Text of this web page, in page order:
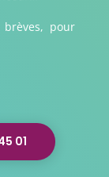
brèves, pour
01